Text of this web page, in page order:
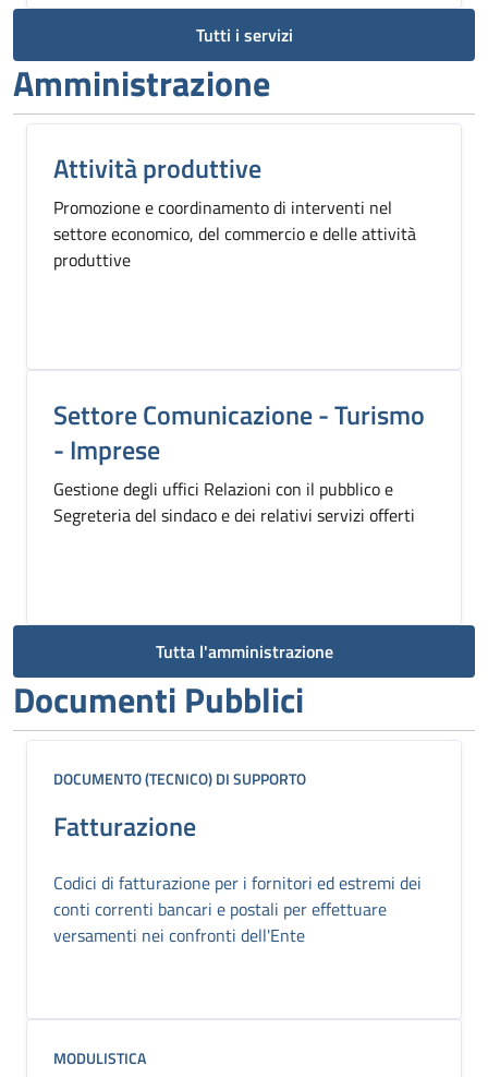
Tutti i servizi
Amministrazione
Attività produttive
Promozione e coordinamento di interventi nel
settore economico, del commercio e delle attività
produttive
Settore Comunicazione - Turismo
- Imprese
Gestione degli uffici Relazioni con il pubblico e
Segreteria del sindaco e dei relativi servizi offerti
Tutta l'amministrazione
Documenti Pubblici
DOCUMENTO (TECNICO) DI SUPPORTO
Fatturazione
Codici di fatturazione per i fornitori ed estremi dei
conti correnti bancari e postali per effettuare
versamenti nei confronti dell'Ente
MODULISTICA